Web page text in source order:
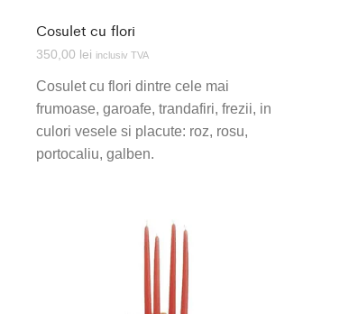
Cosulet cu flori
350,00 lei inclusiv TVA
Cosulet cu flori dintre cele mai
frumoase, garoafe, trandafiri, frezii, in
culori vesele si placute: roz, rosu,
portocaliu, galben.